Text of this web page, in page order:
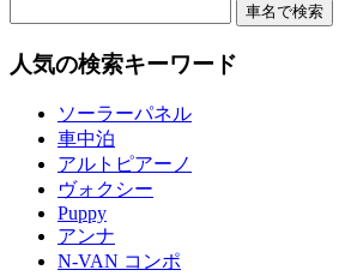
車名で検索
人気の検索キーワード
ソーラーパネル
車中泊
アルトピアーノ
ヴォクシー
Puppy
アンナ
N-VAN コンポ